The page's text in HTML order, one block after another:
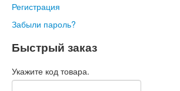
Регистрация
Забыли пароль?
Быстрый заказ
Укажите код товара.